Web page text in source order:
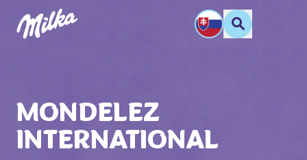
MONDELEZ
INTERNATIONAL